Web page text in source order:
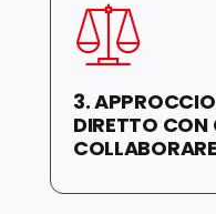
3.
DIRETTO CON